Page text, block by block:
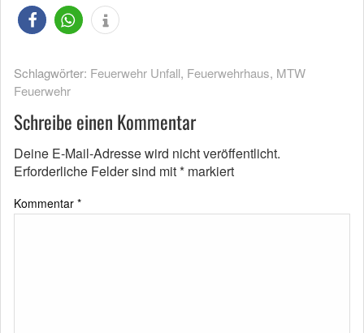
Schlagwörter: Feuerwehr Unfall, Feuerwehrhaus, MTW
Feuerwehr
Schreibe einen Kommentar
Deine E-Mail-Adresse wird nicht veröffentlicht.
Erforderliche Felder sind mit* markiert
Kommentar *